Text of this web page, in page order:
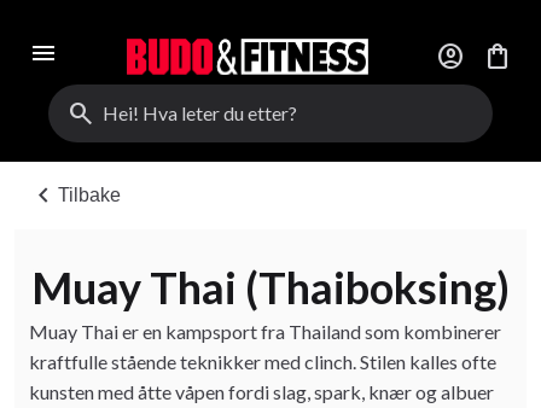
menu account_circle
shopping_bag
search
chevron_left Tilbake
Muay Thai (Thaiboksing)
Muay Thai er en kampsport fra Thailand som kombinerer
kraftfulle stående teknikker med clinch. Stilen kalles ofte
kunsten med åtte våpen fordi slag, spark, knær og albuer